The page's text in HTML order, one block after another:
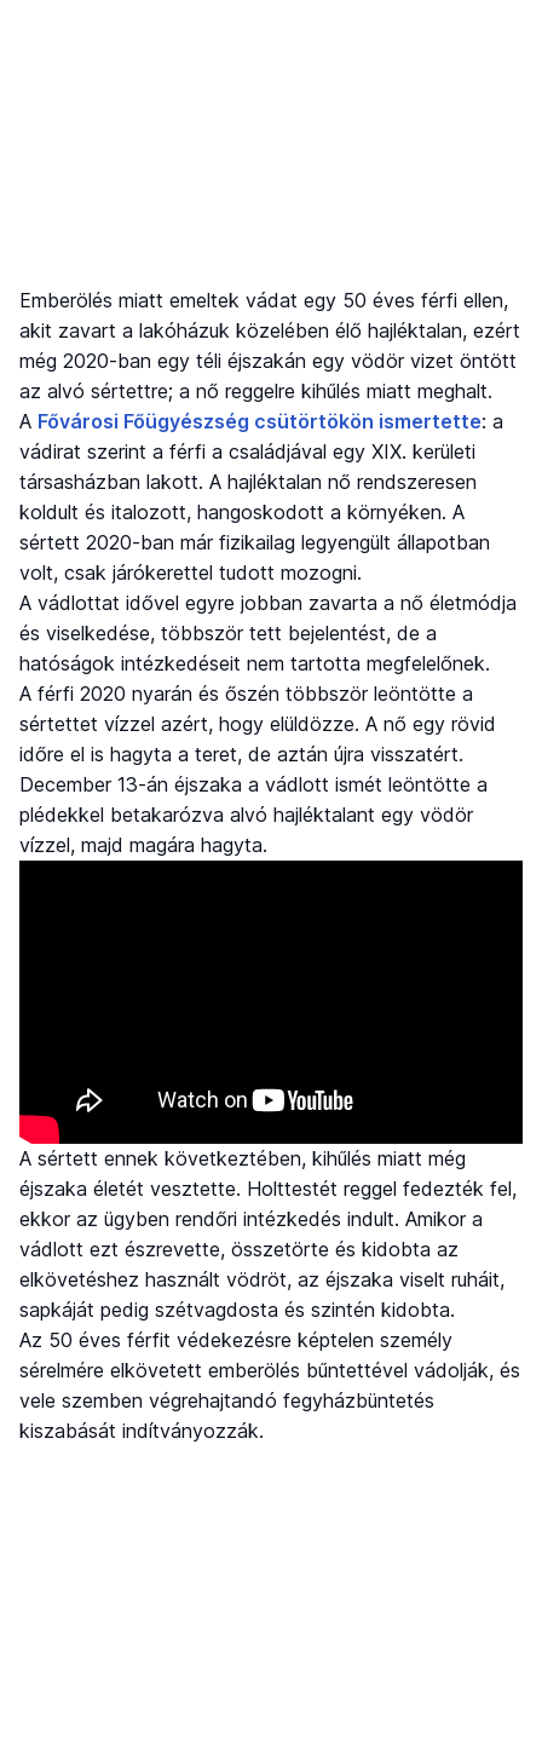
Emberölés miatt emeltek vádat egy 50 éves férfi ellen,
akit zavart a lakóházuk közelében élő hajléktalan, ezért
még 2020-ban egy téli éjszakán egy vödör vizet öntött
az alvó sértettre; a nő reggelre kihűlés miatt meghalt.
A Fővárosi Főügyészség csütörtökön ismertette: a
vádirat szerint a férfi a családjával egy XIX. kerületi
társasházban lakott. A hajléktalan nő rendszeresen
koldult és italozott, hangoskodott a környéken. A
sértett 2020-ban már fizikailag legyengült állapotban
volt, csak járókerettel tudott mozogni.
A vádlottat idővel egyre jobban zavarta a nő életmódja
és viselkedése, többször tett bejelentést, de a
hatóságok intézkedéseit nem tartotta megfelelőnek.
A férfi 2020 nyarán és őszén többször leöntötte a
sértettet vízzel azért, hogy elüldözze. A nő egy rövid
időre el is hagyta a teret, de aztán újra visszatért.
December 13-án éjszaka a vádlott ismét leöntötte a
plédekkel betakarózva alvó hajléktalant egy vödör
vízzel, majd magára hagyta.
A sértett ennek következtében, kihűlés miatt még
éjszaka életét vesztette. Holttestét reggel fedezték fel,
ekkor az ügyben rendőri intézkedés indult. Amikor a
vádlott ezt észrevette, összetörte és kidobta az
elkövetéshez használt vödröt, az éjszaka viselt ruháit,
sapkáját pedig szétvagdosta és szintén kidobta.
Az 50 éves férfit védekezésre képtelen személy
sérelmére elkövetett emberölés bűntettével vádolják, és
vele szemben végrehajtandó fegyházbüntetés
kiszabását indítványozzák.